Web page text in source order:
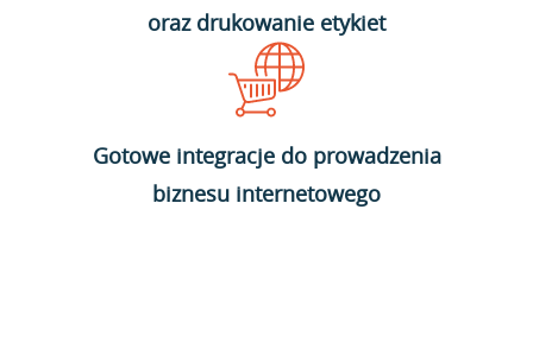
oraz drukowanie etykiet
Gotowe integracje do prowadzenia
biznesu internetowego